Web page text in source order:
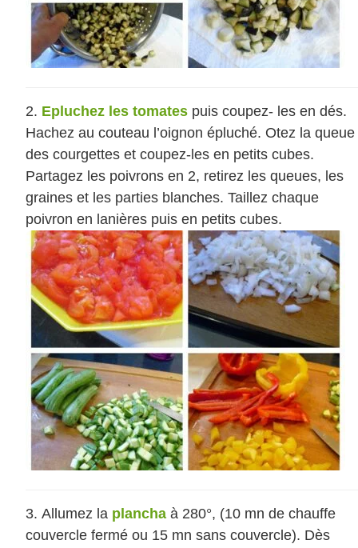
Epluchez les tomates puis coupez- les en dés.
Hachez au couteau l’oignon épluché. Otez la queue
des courgettes et coupez-les en petits cubes.
Partagez les poivrons en 2, retirez les queues, les
graines et les parties blanches. Taillez chaque
poivron en lanières puis en petits cubes.
Allumez la plancha à 280°, (10 mn de chauffe
couvercle fermé ou 15 mn sans couvercle). Dès